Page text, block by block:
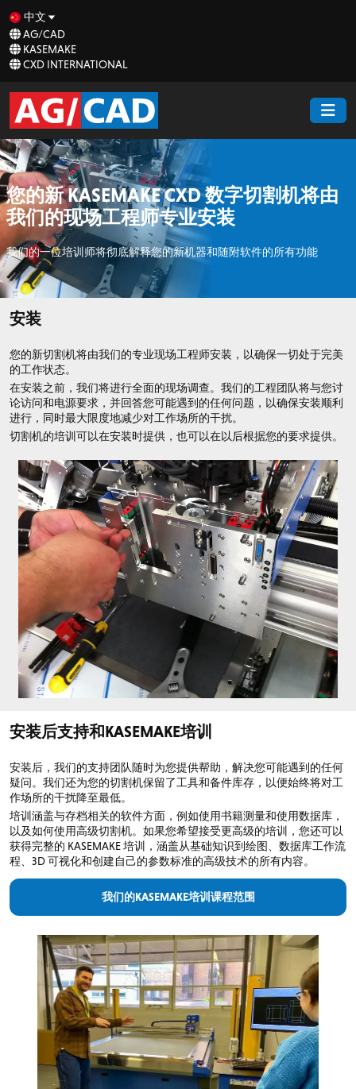
中文
AG/CAD
KASEMAKE
CXD INTERNATIONAL
您的新 KASEMAKE CXD 数字切割机将由
我们的现场工程师专业安装
我们的一位培训师将彻底解释您的新机器和随附软件的所有功能
安装
您的新切割机将由我们的专业现场工程师安装，以确保一切处于完美
的工作状态。
在安装之前，我们将进行全面的现场调查。我们的工程团队将与您讨
论访问和电源要求，并回答您可能遇到的任何问题，以确保安装顺利
进行，同时最大限度地减少对工作场所的干扰。
切割机的培训可以在安装时提供，也可以在以后根据您的要求提供。
安装后支持和KASEMAKE培训
安装后，我们的支持团队随时为您提供帮助，解决您可能遇到的任何
疑问。我们还为您的切割机保留了工具和备件库存，以便始终将对工
作场所的干扰降至最低。
培训涵盖与存档相关的软件方面，例如使用书籍测量和使用数据库，
以及如何使用高级切割机。如果您希望接受更高级的培训，您还可以
获得完整的 KASEMAKE 培训，涵盖从基础知识到绘图、数据库工作流
程、3D 可视化和创建自己的参数标准的高级技术的所有内容。
我们的KASEMAKE培训课程范围